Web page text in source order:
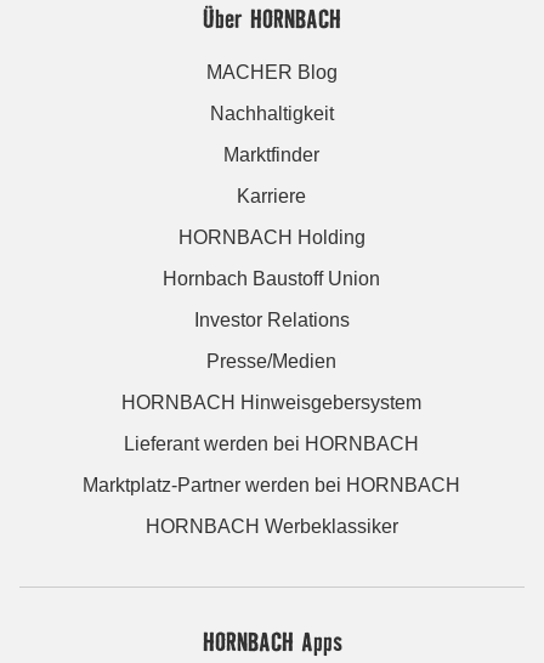
Über HORNBACH
MACHER Blog
Nachhaltigkeit
Marktfinder
Karriere
HORNBACH Holding
Hornbach Baustoff Union
Investor Relations
Presse/Medien
HORNBACH Hinweisgebersystem
Lieferant werden bei HORNBACH
Marktplatz-Partner werden bei HORNBACH
HORNBACH Werbeklassiker
HORNBACH Apps